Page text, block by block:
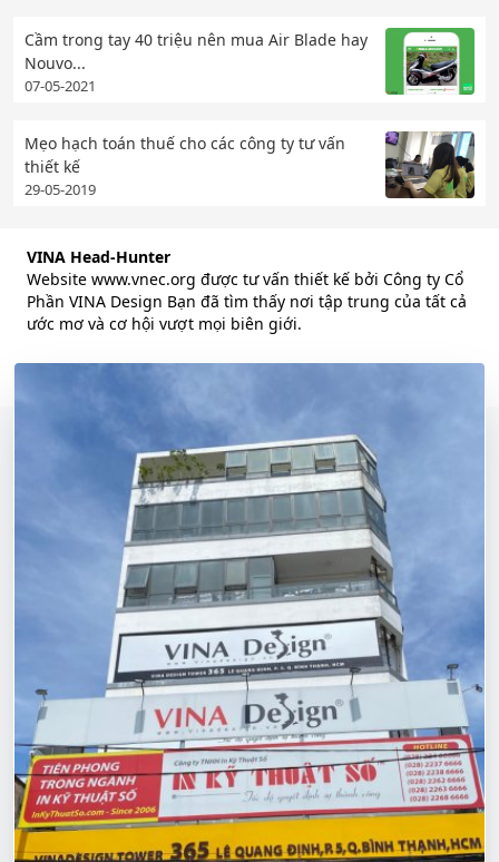
Cầm trong tay 40 triệu nên mua Air Blade hay
Nouvo...
07-05-2021
Mẹo hạch toán thuế cho các công ty tư vấn
thiết kế
29-05-2019
VINA Head-Hunter
Website www.vnec.org được tư vấn thiết kế bởi Công ty Cổ
Phần VINA Design Bạn đã tìm thấy nơi tập trung của tất cả
ước mơ và cơ hội vượt mọi biên giới.